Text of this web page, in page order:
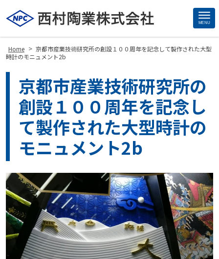
MENU
Home > 京都市産業技術研究所の創設１００周年を記念して製作された大型
時計のモニュメント2b
京都市産業技術研究所の
創設１００周年を記念し
て製作された大型時計の
モニュメント2b
Site
Footer